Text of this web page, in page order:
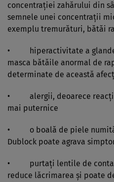
concentraţiei zahărului din
semnele unei concentraţii
exemplu tremurături, bătăi
• hiperactivitate a
masca bătăile anormal de
determinate de această
• alergii, deoarece
mai puternice
• o boală de piele numită
Dublock poate agrava
• purtaţi lentile de
reduce lăcrimarea şi poate